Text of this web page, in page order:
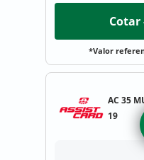
Cotar
*Valor
AC 35
19